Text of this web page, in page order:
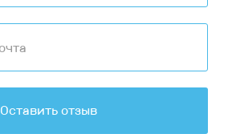
Оставить отзыв